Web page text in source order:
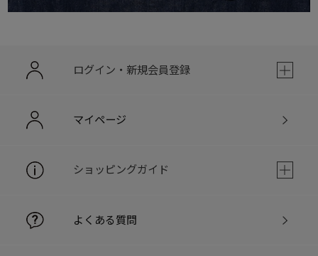
ログイン・新規会員登録
マイページ
ショッピングガイド
よくある質問